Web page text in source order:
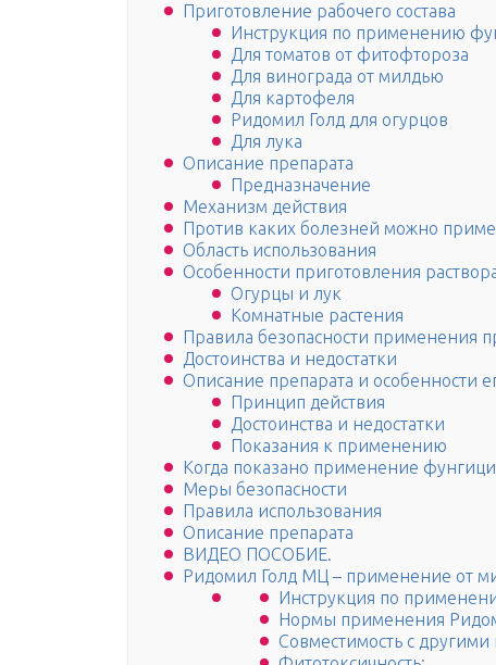
Приготовление рабочего состава
Инструкция по применению
Для томатов от фитофтороза
Для винограда от милдью
Для картофеля
Ридомил Голд для огурцов
Для лука
Описание препарата
Предназначение
Механизм действия
Против каких болезней можно
Область использования
Особенности приготовления
Огурцы и лук
Комнатные растения
Правила безопасности применения
Достоинства и недостатки
Описание препарата и особенности
Принцип действия
Достоинства и недостатки
Показания к применению
Когда показано применение
Меры безопасности
Правила использования
Описание препарата
ВИДЕО ПОСОБИЕ.
Ридомил Голд МЦ – применение от
Инструкция по
Нормы применения
Совместимость с